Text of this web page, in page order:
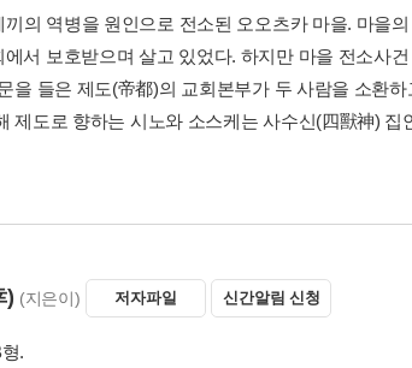
의 역병을 원인으로 전소된 오오츠카 마을. 마을
서 보호받으며 살고 있었다. 하지만 마을 전소사
을 들은 제도(帝都)의 교회본부가 두 사람을 소환
제도로 향하는 시노와 소스케는 사수신(四獸神) 집
) (지은이) 저자파일 신간알림 신청
.